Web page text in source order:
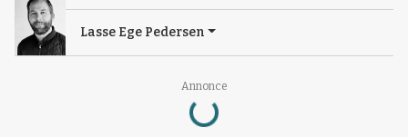
Annonce
Loading...
Lasse Ege Pedersen